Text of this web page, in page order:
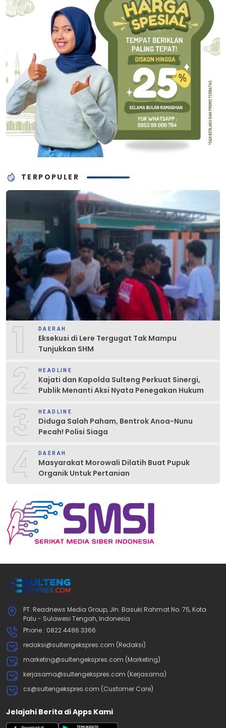
TERPOPULER
1 DAERAH
Eksekusi di Lere Tergugat Tak Mampu
Tunjukkan SHM
2 HEADLINE
Kajati dan Kapolda Sulteng Perkuat Sinergi,
Publik Menanti Aksi Nyata Penegakan Hukum
3 HEADLINE
Diduga Salah Paham, Bentrok Anoa-Nunu
Pecah! Polisi Siaga
4 DAERAH
Masyarakat Morowali Dilatih Buat Pupuk
Organik Untuk Pertanian
PT. Readnews Media Group, Jln. Basuki Rahmat No. 75, Kota
Palu - Sulawesi Tengah, Indonesia
Phone : 0822 4486 3366
redaksi@sultengekspres.com (Redaksi)
marketing@sultengekspres.com (Marketing)
kerjasama@sultengekspres.com (Kerjasama)
cs@sultengekspres.com (Customer Care)
Jelajahi Berita di Apps Kami